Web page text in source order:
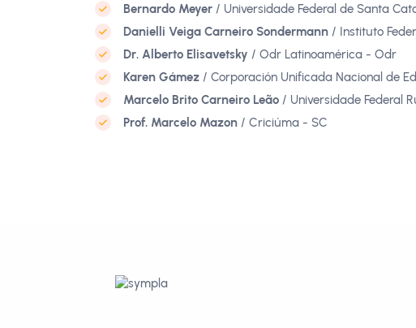
Bernardo Meyer / Universidade Federal de Santa
Danielli Veiga Carneiro Sondermann / Instituto
Dr. Alberto Elisavetsky / Odr Latinoamérica - Odr
Karen Gámez / Corporación Unificada Nacional de
Marcelo Brito Carneiro Leão / Universidade Federal
Prof. Marcelo Mazon / Criciúma - SC